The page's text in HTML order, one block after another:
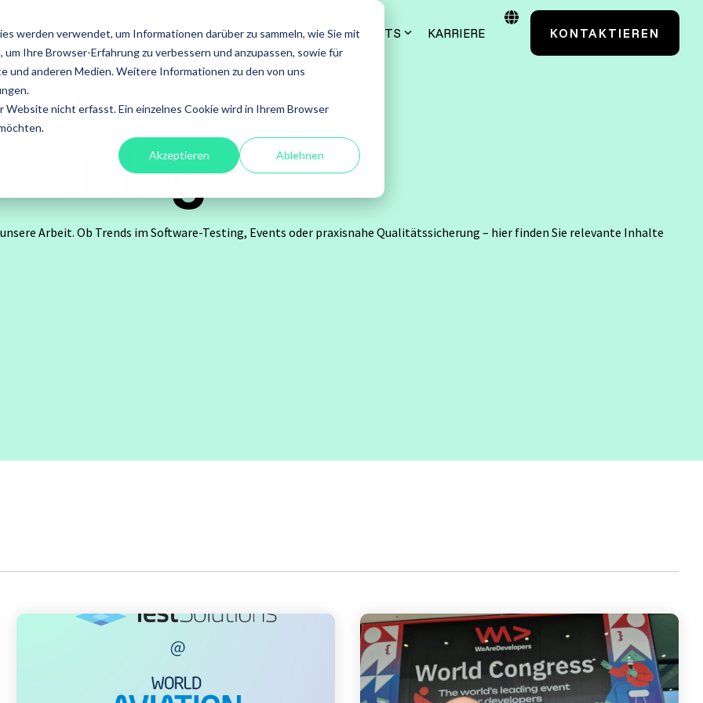
werden verwendet, um Informationen darüber zu sammeln, wie Sie mit
Ihre Browser-Erfahrung zu verbessern und anzupassen, sowie für
und anderen Medien. Weitere Informationen zu den von uns
nicht erfasst. Ein einzelnes Cookie wird in Ihrem Browser
Akzeptieren Ablehnen
LEISTUNGEN
Testing
Services
Leistungen
FOKUS ACADEMY
Qualification
für Jira
Xray Essentials
Xray für Power User
ÜBER UNS INSIGHTS KARRIERE KONTAKTIEREN
Blog
Arbeit. Ob Trends im Software-Testing, Events oder praxisnahe Qualitätssicherung – hier finden Sie relevante Inhalte